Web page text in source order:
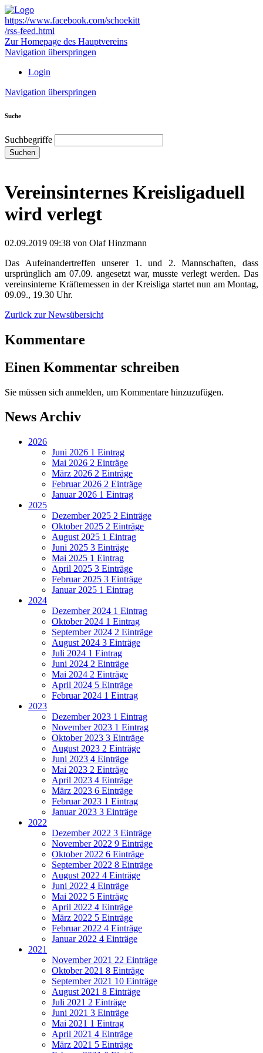
https://www.facebook.com/schoekitt
/rss-feed.html
Zur Homepage des Hauptvereins
Navigation überspringen
Login
Navigation überspringen
Suche
Suchbegriffe
Suchen
Vereinsinternes Kreisligaduell
wird verlegt
02.09.2019 09:38 von Olaf Hinzmann
Das Aufeinandertreffen unserer 1. und 2. Mannschaften, dass
ursprünglich am 07.09. angesetzt war, musste verlegt werden. Das
vereinsinterne Kräftemessen in der Kreisliga startet nun am Montag,
09.09., 19.30 Uhr.
Zurück zur Newsübersicht
Kommentare
Einen Kommentar schreiben
Sie müssen sich anmelden, um Kommentare hinzuzufügen.
News Archiv
2026
Juni 2026 1 Eintrag
Mai 2026 2 Einträge
März 2026 2 Einträge
Februar 2026 2 Einträge
Januar 2026 1 Eintrag
2025
Dezember 2025 2 Einträge
Oktober 2025 2 Einträge
August 2025 1 Eintrag
Juni 2025 3 Einträge
Mai 2025 1 Eintrag
April 2025 3 Einträge
Februar 2025 3 Einträge
Januar 2025 1 Eintrag
2024
Dezember 2024 1 Eintrag
Oktober 2024 1 Eintrag
September 2024 2 Einträge
August 2024 3 Einträge
Juli 2024 1 Eintrag
Juni 2024 2 Einträge
Mai 2024 2 Einträge
April 2024 5 Einträge
Februar 2024 1 Eintrag
2023
Dezember 2023 1 Eintrag
November 2023 1 Eintrag
Oktober 2023 3 Einträge
August 2023 2 Einträge
Juni 2023 4 Einträge
Mai 2023 2 Einträge
April 2023 4 Einträge
März 2023 6 Einträge
Februar 2023 1 Eintrag
Januar 2023 3 Einträge
2022
Dezember 2022 3 Einträge
November 2022 9 Einträge
Oktober 2022 6 Einträge
September 2022 8 Einträge
August 2022 4 Einträge
Juni 2022 4 Einträge
Mai 2022 5 Einträge
April 2022 4 Einträge
März 2022 5 Einträge
Februar 2022 4 Einträge
Januar 2022 4 Einträge
2021
November 2021 22 Einträge
Oktober 2021 8 Einträge
September 2021 10 Einträge
August 2021 8 Einträge
Juli 2021 2 Einträge
Juni 2021 3 Einträge
Mai 2021 1 Eintrag
April 2021 4 Einträge
März 2021 5 Einträge